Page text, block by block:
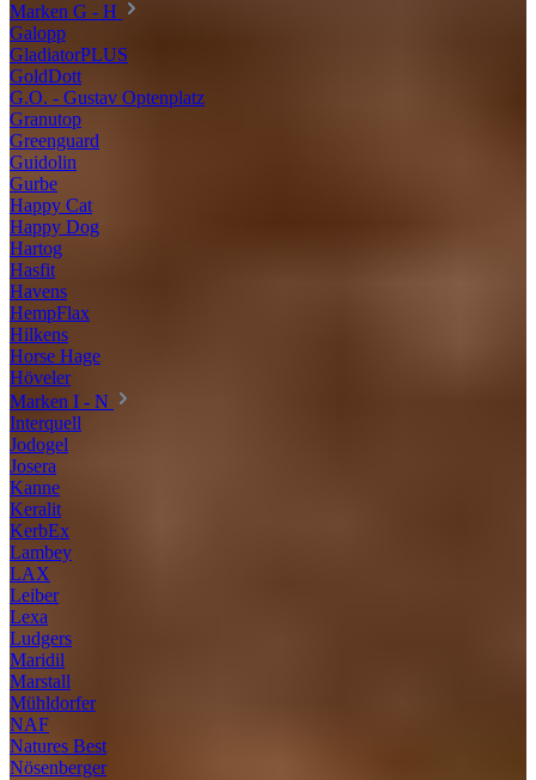
Marken G - H
Galopp
GladiatorPLUS
GoldDott
G.O. - Gustav Optenplatz
Granutop
Greenguard
Guidolin
Gurbe
Happy Cat
Happy Dog
Hartog
Hasfit
Havens
HempFlax
Hilkens
Horse Hage
Höveler
Marken I - N
Interquell
Jodogel
Josera
Kanne
Keralit
KerbEx
Lambey
LAX
Leiber
Lexa
Ludgers
Maridil
Marstall
Mühldorfer
NAF
Natures Best
Nösenberger